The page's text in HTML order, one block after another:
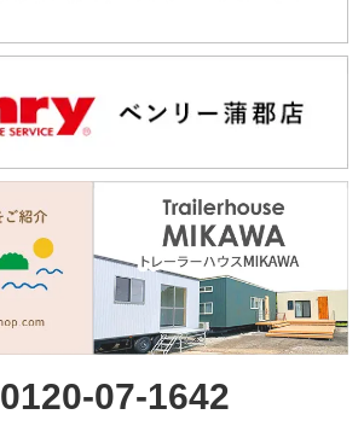
0120-07-1642